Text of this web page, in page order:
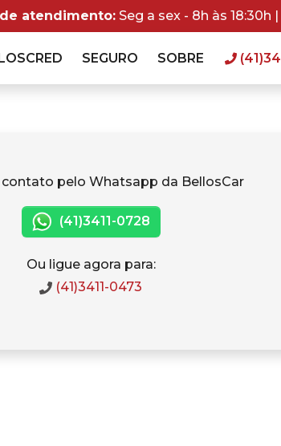
atendimento: Seg a sex - 8h às 18:30h
SEGURO SOBRE
pelo Whatsapp da BellosCar
(41)3411-0728
Ou ligue agora para:
(41)3411-0473